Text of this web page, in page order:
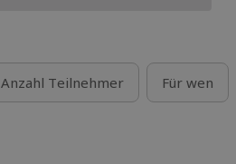
Anzahl Teilnehmer Für wen